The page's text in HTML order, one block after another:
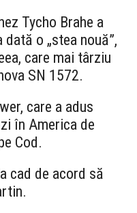
Tycho Brahe a
o „stea nouă”,
care mai târziu
SN 1572.
care a adus
în America de
Cod.
cad de acord să